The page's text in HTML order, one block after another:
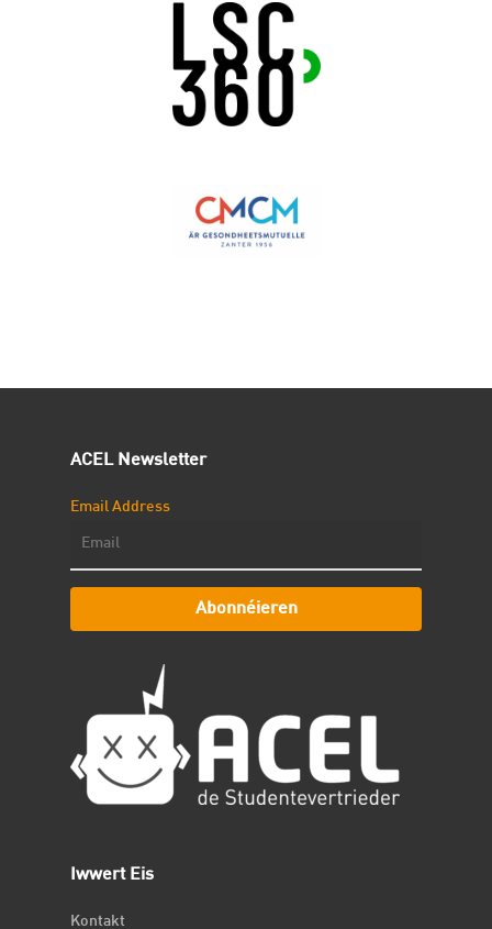
ACEL Newsletter
Email Address
Abonnéieren
Iwwert Eis
Kontakt